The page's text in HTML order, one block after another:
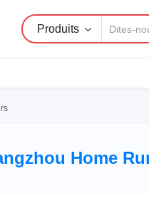
Produits
Home